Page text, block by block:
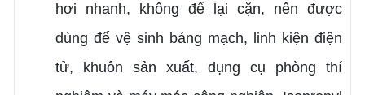
hơi nhanh, không để lại cặn, nên được
dùng để vệ sinh bảng mạch, linh kiện điện
tử, khuôn sản xuất, dụng cụ phòng thí